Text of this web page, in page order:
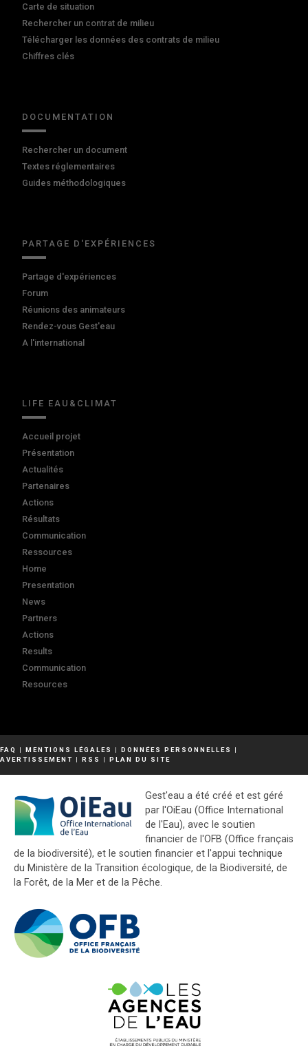
Carte de situation
Rechercher un contrat de milieu
Télécharger les données des contrats de milieu
Chiffres clés
DOCUMENTATION
Rechercher un document
Textes réglementaires
Guides méthodologiques
PARTAGE D'EXPÉRIENCES
Partage d'expériences
Forum
Réunions des animateurs
Rendez-vous Gest'eau
A l'international
LIFE EAU&CLIMAT
Accueil projet
Présentation
Actualités
Partenaires
Actions
Résultats
Communication
Ressources
Home
Presentation
News
Partners
Actions
Results
Communication
Resources
FAQ | MENTIONS LÉGALES | DONNÉES PERSONNELLES
|
AVERTISSEMENT | RSS | PLAN DU SITE
Gest'eau a été créé et est géré
par l'OiEau (Office International
de l'Eau), avec le soutien
financier de l'OFB (Office français
de la biodiversité), et le soutien financier et l'appui technique
du Ministère de la Transition écologique, de la Biodiversité, de
la Forêt, de la Mer et de la Pêche.